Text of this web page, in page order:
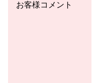
お客様コメント